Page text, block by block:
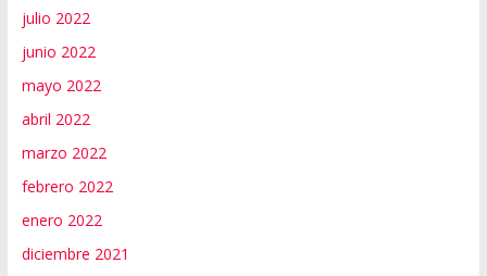
julio 2022
junio 2022
mayo 2022
abril 2022
marzo 2022
febrero 2022
enero 2022
diciembre 2021